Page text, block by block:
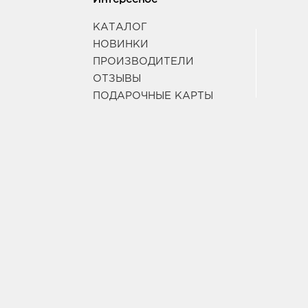
КАТАЛОГ
НОВИНКИ
ПРОИЗВОДИТЕЛИ
ОТЗЫВЫ
ПОДАРОЧНЫЕ КАРТЫ